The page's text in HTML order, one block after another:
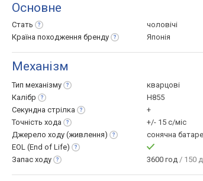
Основне
Стать
чоловічі
Країна походження бренду Японія
Механізм
Тип механізму
кварцові
Калібр
H855
Секундна стрілка
+
Точність хода
+/- 15 с/міс
Джерело ходу (живлення)
сонячна
EOL (End of Life)
Запас ходу 3600 год / 150